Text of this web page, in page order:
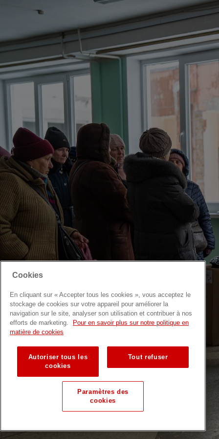
Cookies
En cliquant sur « Accepter tous les cookies », vous acceptez le
stockage de cookies sur votre appareil pour améliorer la
navigation sur le site, analyser son utilisation et contribuer à nos
efforts de marketing.
Pour en savoir plus sur notre politique en
matière de cookies
Autoriser tous les
cookies
Tout refuser
Paramètres des
cookies